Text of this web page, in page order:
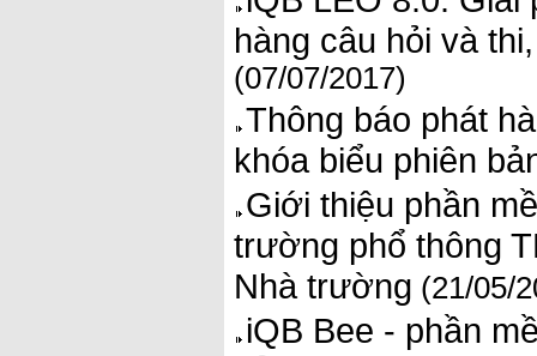
hàng câu hỏi và
(07/07/2017)
Thông báo phát
khóa biểu phiên
Giới thiệu phần
trường phổ thông
Nhà trường (21/05/
iQB Bee - phần